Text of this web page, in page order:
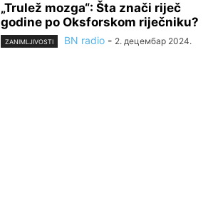
„Trulež mozga“: Šta znači riječ
godine po Oksforskom riječniku?
ZANIMLJIVOSTI BN radio - 2. децембар 2024.